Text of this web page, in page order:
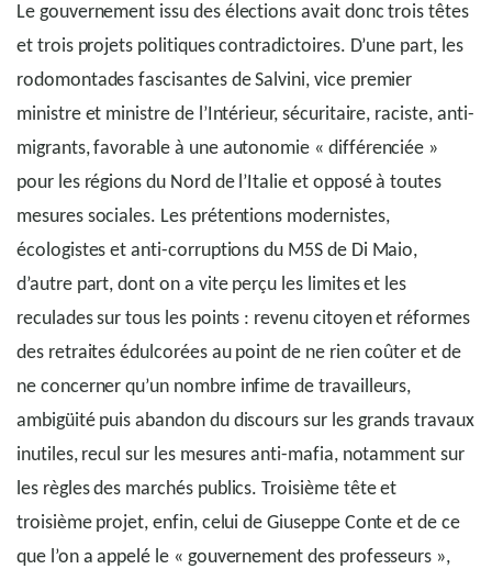
Le gouvernement issu des élections avait donc trois têtes
et trois projets politiques contradictoires. D’une part, les
rodomontades fascisantes de Salvini, vice premier
ministre et ministre de l’Intérieur, sécuritaire, raciste, anti-
migrants, favorable à une autonomie « différenciée »
pour les régions du Nord de l’Italie et opposé à toutes
mesures sociales. Les prétentions modernistes,
écologistes et anti-corruptions du M5S de Di Maio,
d’autre part, dont on a vite perçu les limites et les
reculades sur tous les points : revenu citoyen et réformes
des retraites édulcorées au point de ne rien coûter et de
ne concerner qu’un nombre infime de travailleurs,
ambigüité puis abandon du discours sur les grands travaux
inutiles, recul sur les mesures anti-mafia, notamment sur
les règles des marchés publics. Troisième tête et
troisième projet, enfin, celui de Giuseppe Conte et de ce
que l’on a appelé le « gouvernement des professeurs »,